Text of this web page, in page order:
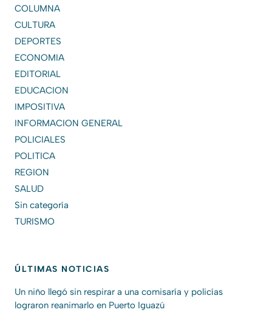
COLUMNA
CULTURA
DEPORTES
ECONOMIA
EDITORIAL
EDUCACION
IMPOSITIVA
INFORMACION GENERAL
POLICIALES
POLITICA
REGION
SALUD
Sin categoría
TURISMO
ÚLTIMAS NOTICIAS
Un niño llegó sin respirar a una comisaría y policías
lograron reanimarlo en Puerto Iguazú